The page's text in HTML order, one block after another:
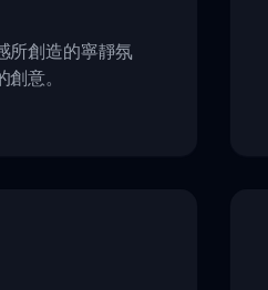
所創造的寧靜氛
意。